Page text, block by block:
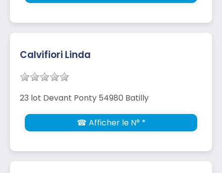
Calvifiori Linda
23 lot Devant Ponty 54980 Batilly
☎ Afficher le N° *